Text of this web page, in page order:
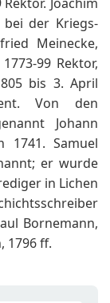
bei der Kriegs-
Meinecke,
99 Rektor,
bis 3. April
Von den
Johann
1741. Samuel
er wurde
in Lichen
Bornemann,
1796 ff.